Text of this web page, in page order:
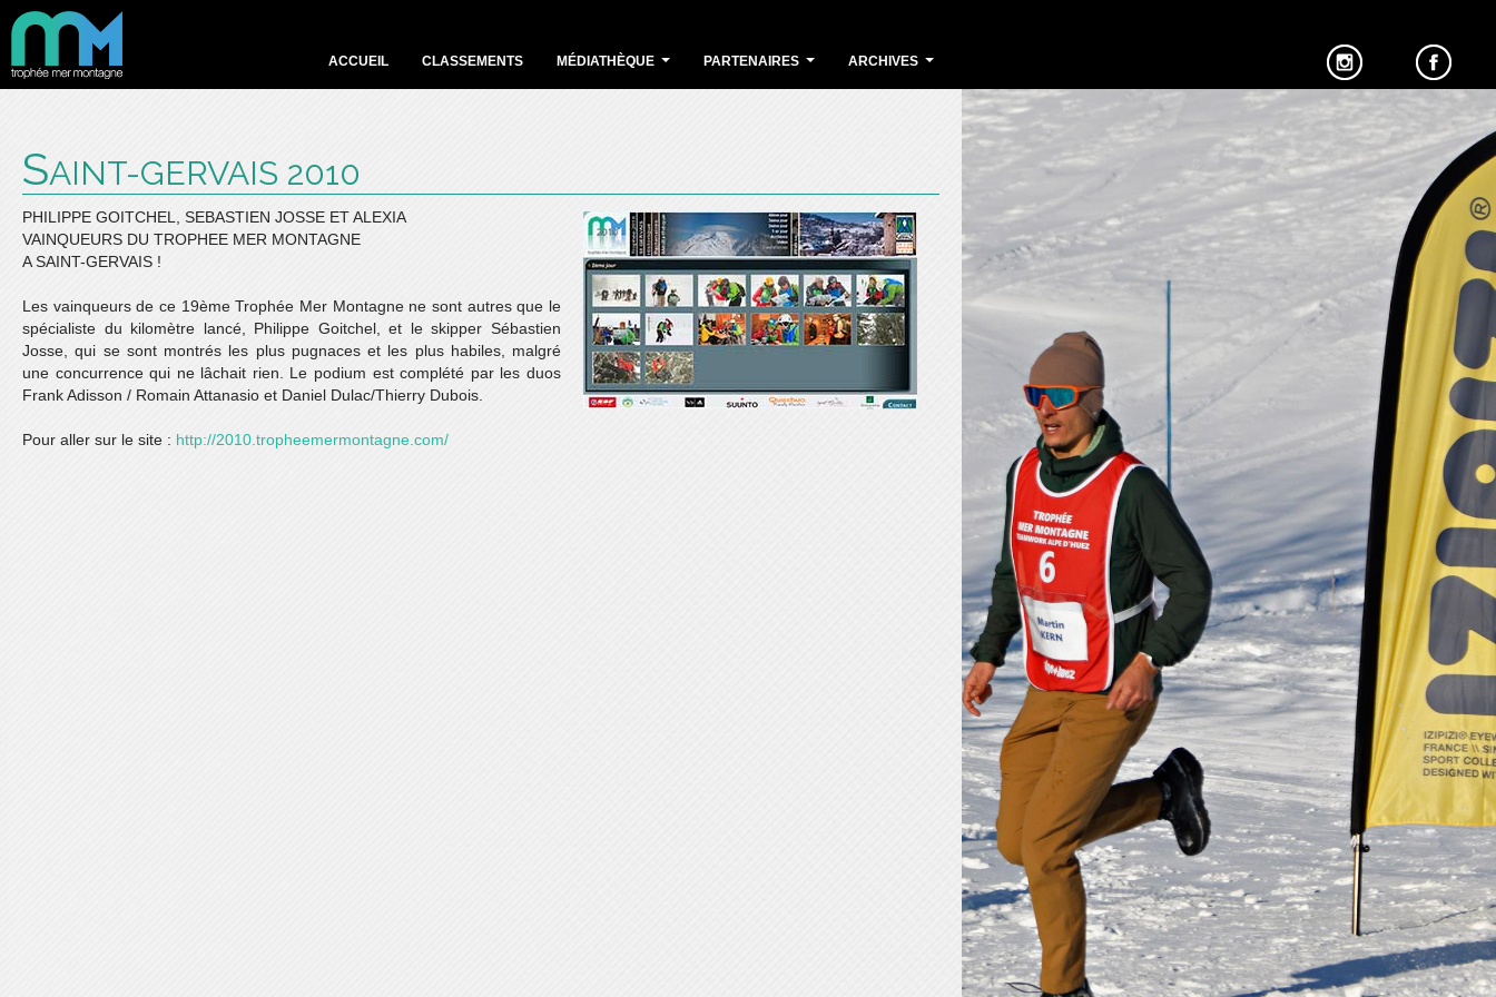
ACCUEIL CLASSEMENTS MÉDIATHÈQUE PARTENAIRES ARCHIVES
SAINT-GERVAIS 2010
PHILIPPE GOITCHEL, SEBASTIEN JOSSE ET ALEXIA
VAINQUEURS DU TROPHEE MER MONTAGNE
A SAINT-GERVAIS !
Les vainqueurs de ce 19ème Trophée Mer Montagne ne sont autres que le
spécialiste du kilomètre lancé, Philippe Goitchel, et le skipper Sébastien
Josse, qui se sont montrés les plus pugnaces et les plus habiles, malgré
une concurrence qui ne lâchait rien. Le podium est complété par les duos
Frank Adisson / Romain Attanasio et Daniel Dulac/Thierry Dubois.
Pour aller sur le site : http://2010.tropheemermontagne.com/